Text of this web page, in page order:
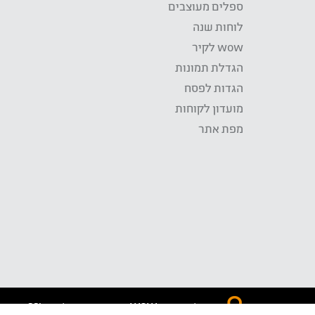
ספלים מעוצבים
לוחות שנה
wow לקיר
הגדלת תמונות
הגדות לפסח
מועדון לקוחות
מפת אתר
התשלום באתר WOW מאובטח בטכנולוגית SSL